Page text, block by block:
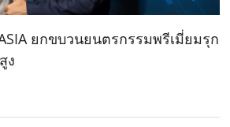
ยกขบวนยนตรกรรมพรีเมี่ยมรุก
ง